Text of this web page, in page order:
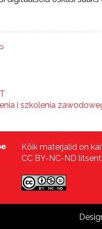
i szkolenia
Kõik materjalid on
CC BY-NC-ND